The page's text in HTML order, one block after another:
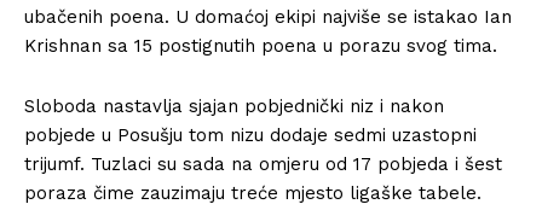
ubačenih poena. U domaćoj ekipi najviše se istakao Ian
Krishnan sa 15 postignutih poena u porazu svog tima.
Sloboda nastavlja sjajan pobjednički niz i nakon
pobjede u Posušju tom nizu dodaje sedmi uzastopni
trijumf. Tuzlaci su sada na omjeru od 17 pobjeda i šest
poraza čime zauzimaju treće mjesto ligaške tabele.